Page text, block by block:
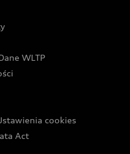
Audi
w Warszawie
Narciarskich w
WLTP
cookies
Act